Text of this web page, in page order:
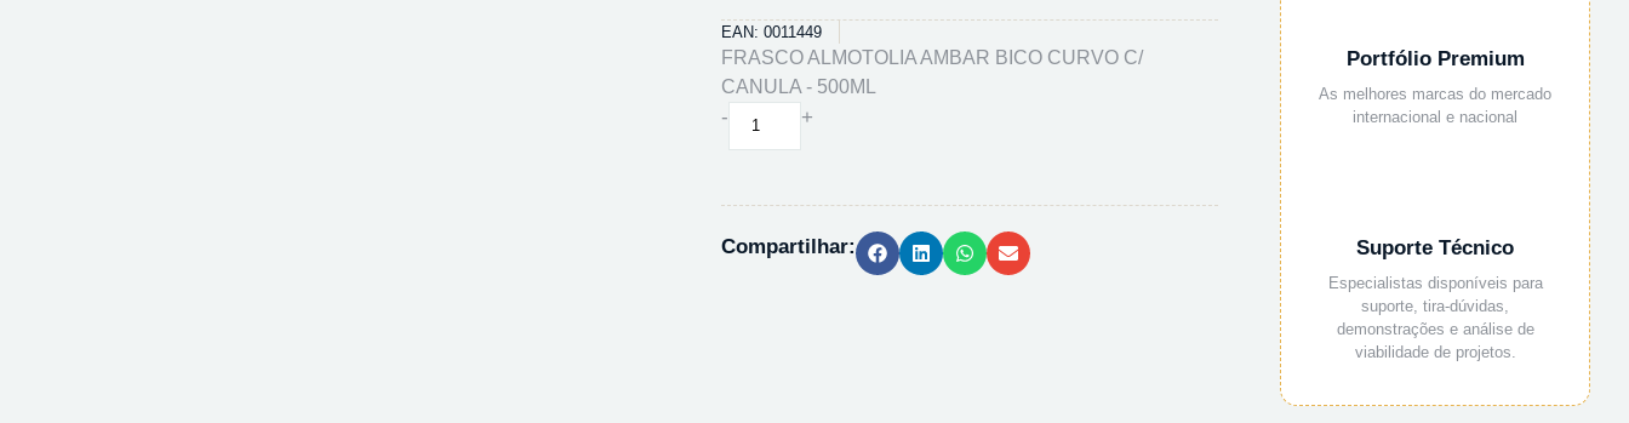
EAN: 0011449
FRASCO ALMOTOLIA AMBAR BICO CURVO C/
CANULA - 500ML
-
FRASCO
ALMOTOLIA
BICO
CURVO
+
Compartilhar:
Portfólio Premium
As melhores marcas do mercado
internacional e nacional
Suporte Técnico
Especialistas disponíveis para
suporte, tira-dúvidas,
demonstrações e análise de
viabilidade de projetos.